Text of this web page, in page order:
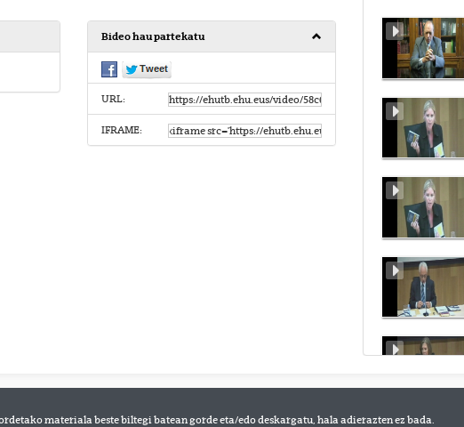
Bideo hau partekatu
URL:
IFRAME:
materiala beste biltegi batean gorde eta/edo deskargatu, hala adierazten ez bada.